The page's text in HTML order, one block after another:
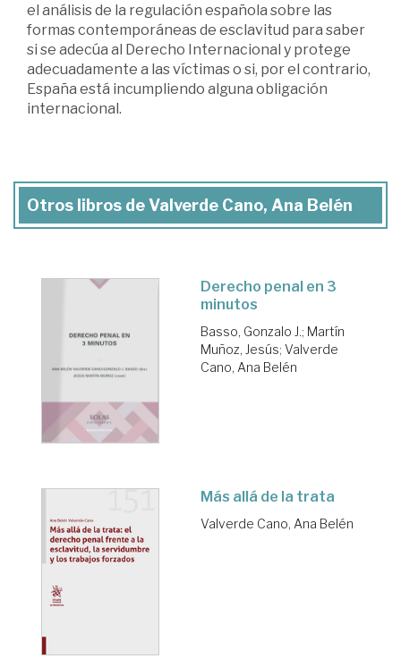
el análisis de la regulación española sobre las
formas contemporáneas de esclavitud para saber
si se adecúa al Derecho Internacional y protege
adecuadamente a las víctimas o si, por el contrario,
España está incumpliendo alguna obligación
internacional.
Otros libros de Valverde Cano, Ana Belén
Derecho penal en 3
minutos
Basso, Gonzalo J.; Martín
Muñoz, Jesús; Valverde
Cano, Ana Belén
Más allá de la trata
Valverde Cano, Ana Belén